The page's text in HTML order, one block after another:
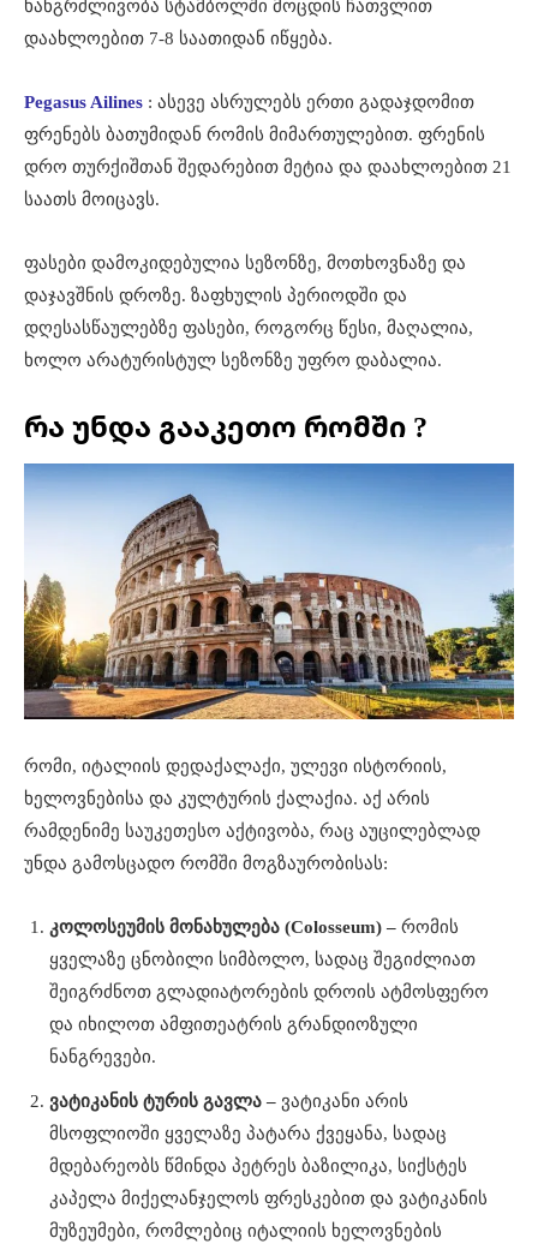
ხანგრძლივობა სტამბოლში მოცდის ჩათვლით
დაახლოებით 7-8 საათიდან იწყება.
Pegasus Ailines : ასევე ასრულებს ერთი გადაჯდომით
ფრენებს ბათუმიდან რომის მიმართულებით. ფრენის
დრო თურქიშთან შედარებით მეტია და დაახლოებით 21
საათს მოიცავს.
ფასები დამოკიდებულია სეზონზე, მოთხოვნაზე და
დაჯავშნის დროზე. ზაფხულის პერიოდში და
დღესასწაულებზე ფასები, როგორც წესი, მაღალია,
ხოლო არატურისტულ სეზონზე უფრო დაბალია.
რა უნდა გააკეთო რომში ?
რომი, იტალიის დედაქალაქი, ულევი ისტორიის,
ხელოვნებისა და კულტურის ქალაქია. აქ არის
რამდენიმე საუკეთესო აქტივობა, რაც აუცილებლად
უნდა გამოსცადო რომში მოგზაურობისას:
კოლოსეუმის მონახულება (Colosseum) – რომის
ყველაზე ცნობილი სიმბოლო, სადაც შეგიძლიათ
შეიგრძნოთ გლადიატორების დროის ატმოსფერო
და იხილოთ ამფითეატრის გრანდიოზული
ნანგრევები.
ვატიკანის ტურის გავლა – ვატიკანი არის
მსოფლიოში ყველაზე პატარა ქვეყანა, სადაც
მდებარეობს წმინდა პეტრეს ბაზილიკა, სიქსტეს
კაპელა მიქელანჯელოს ფრესკებით და ვატიკანის
მუზეუმები, რომლებიც იტალიის ხელოვნების